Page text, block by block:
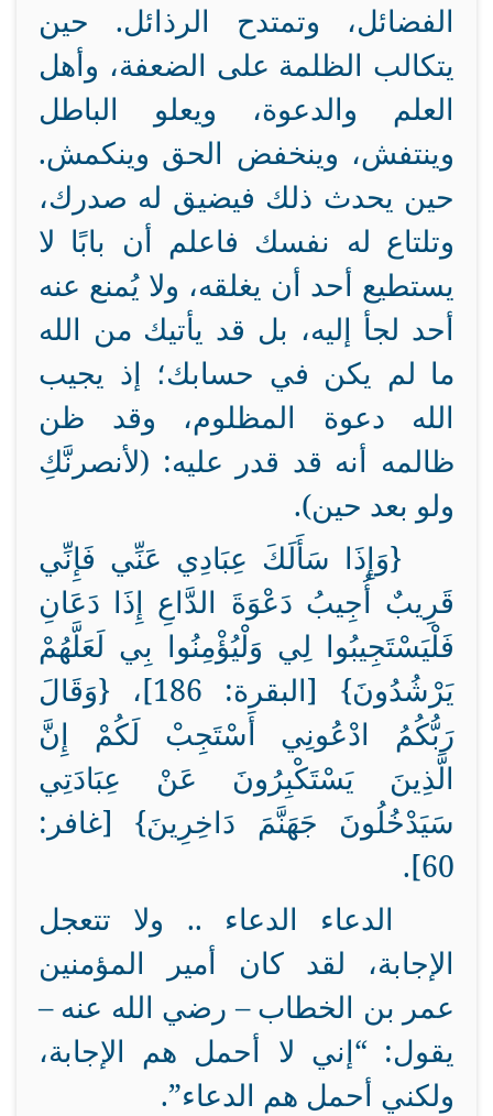
الفضائل، وتمتدح الرذائل. حين
يتكالب الظلمة على الضعفة، وأهل
العلم والدعوة، ويعلو الباطل
وينتفش، وينخفض الحق وينكمش.
حين يحدث ذلك فيضيق له صدرك،
وتلتاع له نفسك فاعلم أن بابًا لا
يستطيع أحد أن يغلقه، ولا يُمنع عنه
أحد لجأ إليه، بل قد يأتيك من الله
ما لم يكن في حسابك؛ إذ يجيب
الله دعوة المظلوم، وقد ظن
ظالمه أنه قد قدر عليه: (لأنصرنَّكِ
ولو بعد حين).
{وَإِذَا سَأَلَكَ عِبَادِي عَنِّي فَإِنِّي
قَرِيبٌ أُجِيبُ دَعْوَةَ الدَّاعِ إِذَا دَعَانِ
فَلْيَسْتَجِيبُوا لِي وَلْيُؤْمِنُوا بِي لَعَلَّهُمْ
يَرْشُدُونَ} [البقرة: 186]، {
وَقَالَ
رَبُّكُمُ ادْعُونِي أَسْتَجِبْ لَكُمْ إِنَّ
الَّذِينَ يَسْتَكْبِرُونَ عَنْ عِبَادَتِي
سَيَدْخُلُونَ جَهَنَّمَ دَاخِرِينَ} [غافر:
60].
الدعاء الدعاء .. ولا تتعجل
الإجابة، لقد كان أمير المؤمنين
عمر بن الخطاب – رضي الله عنه –
يقول: “إني لا أحمل هم الإجابة،
ولكني أحمل هم الدعاء”.